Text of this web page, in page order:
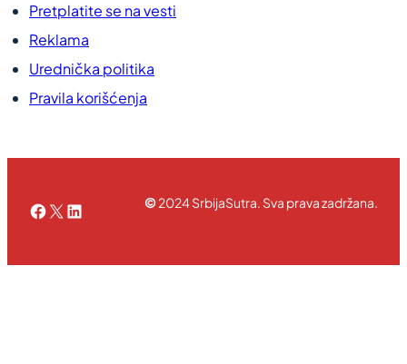
Pretplatite se na vesti
Reklama
Urednička politika
Pravila korišćenja
Facebook
X LinkedIn©2024 SrbijaSutra. Sva prava zadržana.